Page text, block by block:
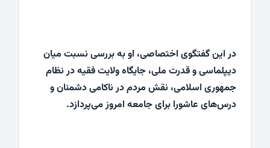
در این گفتگوی اختصاصی، او به بررسی نسبت میان
دیپلماسی و قدرت ملی، جایگاه ولایت فقیه در نظام
جمهوری اسلامی، نقش مردم در ناکامی دشمنان و
درس‌های عاشورا برای جامعه امروز می‌پردازد.